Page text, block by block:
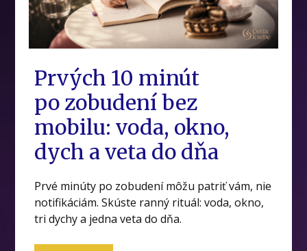
Prvých 10 minút
po zobudení bez
mobilu: voda, okno,
dych a veta do dňa
Prvé minúty po zobudení môžu patriť vám, nie
notifikáciám. Skúste ranný rituál: voda, okno,
tri dychy a jedna veta do dňa.